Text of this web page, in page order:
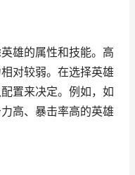
雄的属性和技能。高
对较弱。在选择英雄
置来决定。例如，如
高、暴击率高的英雄